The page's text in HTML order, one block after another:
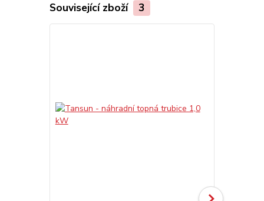
Související zboží 3